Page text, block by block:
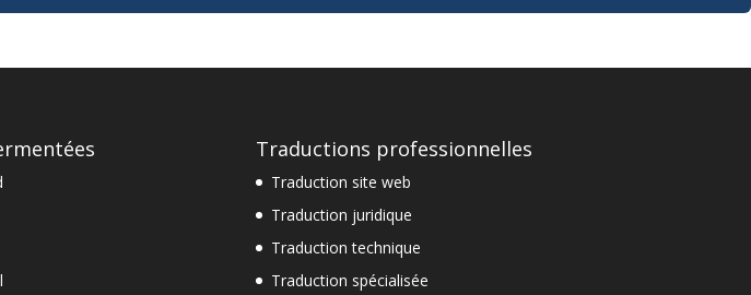
Traductions professionnelles
Traduction site web
Traduction juridique
Traduction technique
Traduction spécialisée